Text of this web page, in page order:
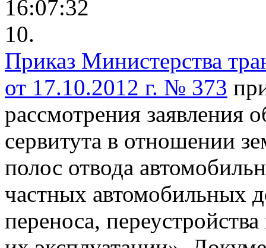
16:07:32
10.
Приказ Министерства
от 17.10.2012 г. № 373
рассмотрения заявления
сервитута в отношении
полос отвода
частных автомобильных
переноса,